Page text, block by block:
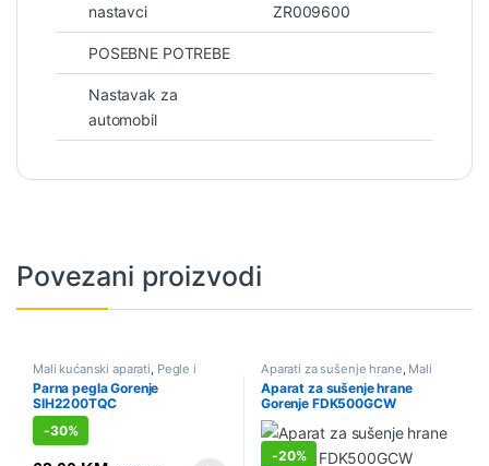
nastavci
ZR009600
POSEBNE POTREBE
Nastavak za
automobil
Povezani proizvodi
Mali kućanski aparati Pegle i
parne stanice ,Sniženo
Parna pegla Gorenje
SIH2200TQC
-30%
Aparati za sušenje hrane Mali
kućanski aparati , Sniženo
Aparat za sušenje hrane
Gorenje FDK500GCW
-20%